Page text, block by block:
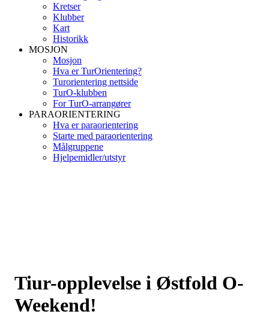
Kretser
Klubber
Kart
Historikk
MOSJON
Mosjon
Hva er TurOrientering?
Turorientering nettside
TurO-klubben
For TurO-arrangører
PARAORIENTERING
Hva er paraorientering
Starte med paraorientering
Målgruppene
Hjelpemidler/utstyr
Tiur-opplevelse i Østfold O-
Weekend!